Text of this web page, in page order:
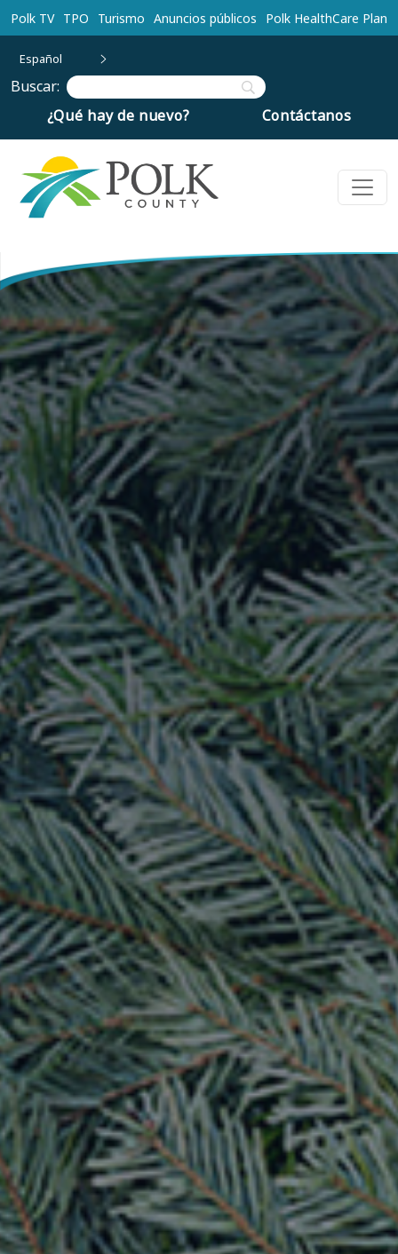
Ir al contenido principal
Polk TV TPO Turismo Anuncios públicos Polk HealthCare Plan
Español
Buscar:
¿Qué hay de nuevo?
Contáctanos